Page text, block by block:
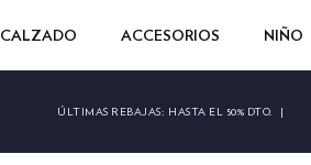
CALZADO ACCESORIOS NIÑO
ÚLTIMAS REBAJAS: HASTA EL 50% DTO. |